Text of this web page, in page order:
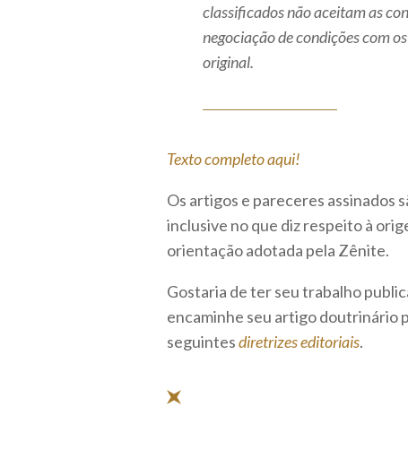
classificados não aceitam as
negociação de condições com
original.
Texto completo aqui!
Os artigos e pareceres assinados
inclusive no que diz respeito à
orientação adotada pela Zênite.
Gostaria de ter seu trabalho
encaminhe seu artigo doutrinário
seguintesdiretrizes editoriais.